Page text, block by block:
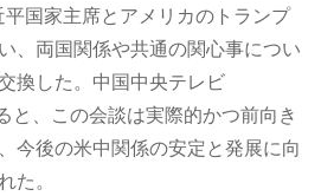
国家主席とアメリカのトランプ
、両国関係や共通の関心事につい
換した。中国中央テレビ
と、この会談は実際的かつ前向き
今後の米中関係の安定と発展に向
た。